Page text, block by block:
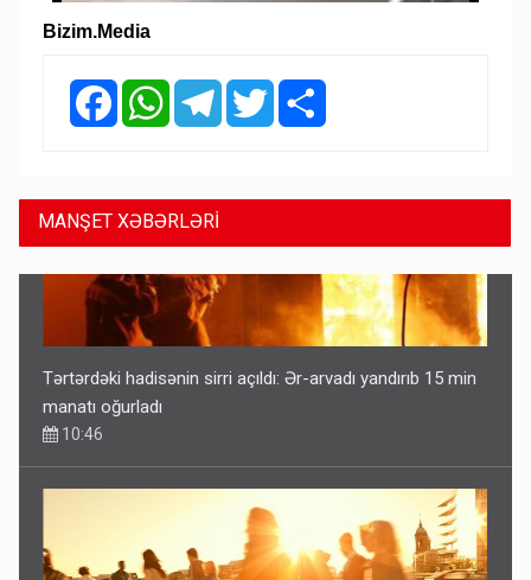
Bizim.Media
FacebookWhatsAppTelegramTwitter
MANŞET XƏBƏRLƏRİ
Əhaliyə hava ilə bağlı VACİB XƏBƏRDARLIQ - Saat 11:00-